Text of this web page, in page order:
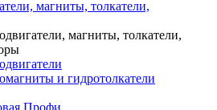
магниты, толкатели,
магниты, толкатели,
и гидротолкатели
Профи